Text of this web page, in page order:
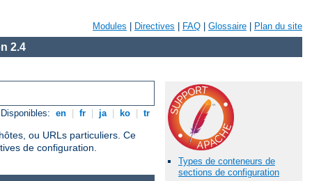
Modules Directives FAQ Glossaire Plan du site
2.4
en fr ja ko tr
ou URLs particuliers. Ce
de configuration.
Types de conteneurs de
sections de configuration